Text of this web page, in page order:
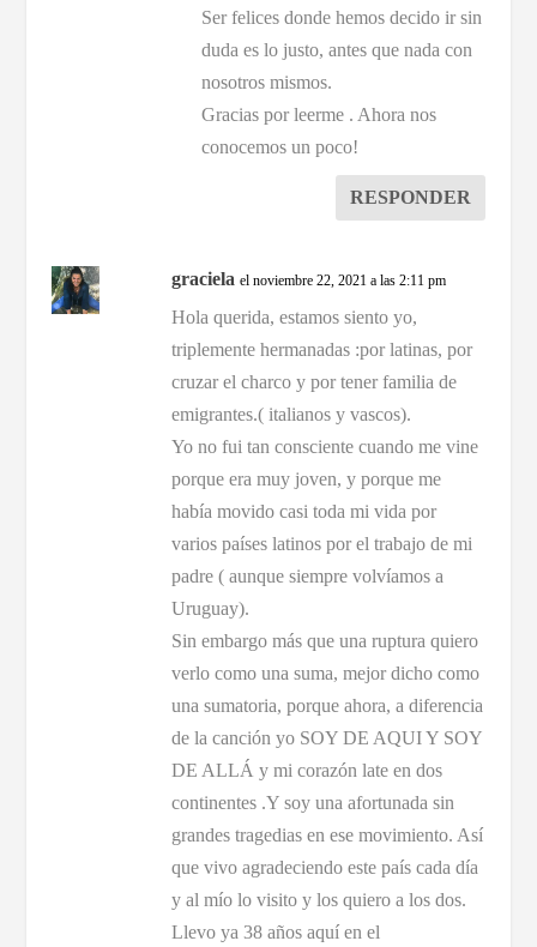
Ser felices donde hemos decido ir sin
duda es lo justo, antes que nada con
nosotros mismos.
Gracias por leerme . Ahora nos
conocemos un poco!
RESPONDER
graciela el noviembre 22, 2021 a las 2:11 pm
Hola querida, estamos siento yo,
triplemente hermanadas :por latinas, por
cruzar el charco y por tener familia de
emigrantes.( italianos y vascos).
Yo no fui tan consciente cuando me vine
porque era muy joven, y porque me
había movido casi toda mi vida por
varios países latinos por el trabajo de mi
padre ( aunque siempre volvíamos a
Uruguay).
Sin embargo más que una ruptura quiero
verlo como una suma, mejor dicho como
una sumatoria, porque ahora, a diferencia
de la canción yo SOY DE AQUI Y SOY
DE ALLÁ y mi corazón late en dos
continentes .Y soy una afortunada sin
grandes tragedias en ese movimiento. Así
que vivo agradeciendo este país cada día
y al mío lo visito y los quiero a los dos.
Llevo ya 38 años aquí en el